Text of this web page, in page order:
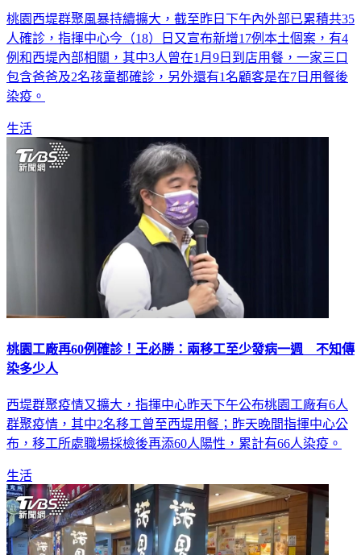
桃園西堤群聚風暴持續擴大，截至昨日下午內外部已累積共35
人確診，指揮中心今（18）日又宣布新增17例本土個案，有4
例和西堤內部相關，其中3人曾在1月9日到店用餐，一家三口
包含爸爸及2名孩童都確診，另外還有1名顧客是在7日用餐後
染疫。
生活
桃園工廠再60例確診！王必勝：兩移工至少發病一週 不知傳
染多少人
西堤群聚疫情又擴大，指揮中心昨天下午公布桃園工廠有6人
群聚疫情，其中2名移工曾至西堤用餐；昨天晚間指揮中心公
布，移工所處職場採檢後再添60人陽性，累計有66人染疫。
生活